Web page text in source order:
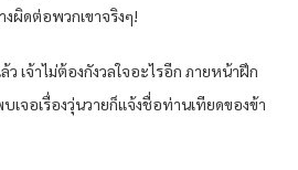
งผิดต่อพวกเขาจริงๆ!
ว เจ้าไม่ต้องกังวลใจอะไรอีก ภายหน้าฝึก
จอเรื่องวุ่นวายก็แจ้งชื่อท่านเทียดของข้า